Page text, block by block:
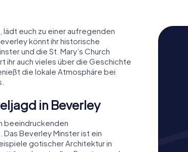
lädt euch zu einer aufregenden
könnt ihr historische
und die St. Mary’s Church
ihr auch vieles über die Geschichte
die lokale Atmosphäre bei
in Beverley
beeindruckenden
Beverley Minster ist ein
gotischer Architektur in